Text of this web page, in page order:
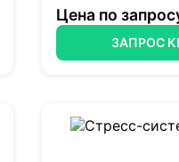
Цена по
ЗАПРОС